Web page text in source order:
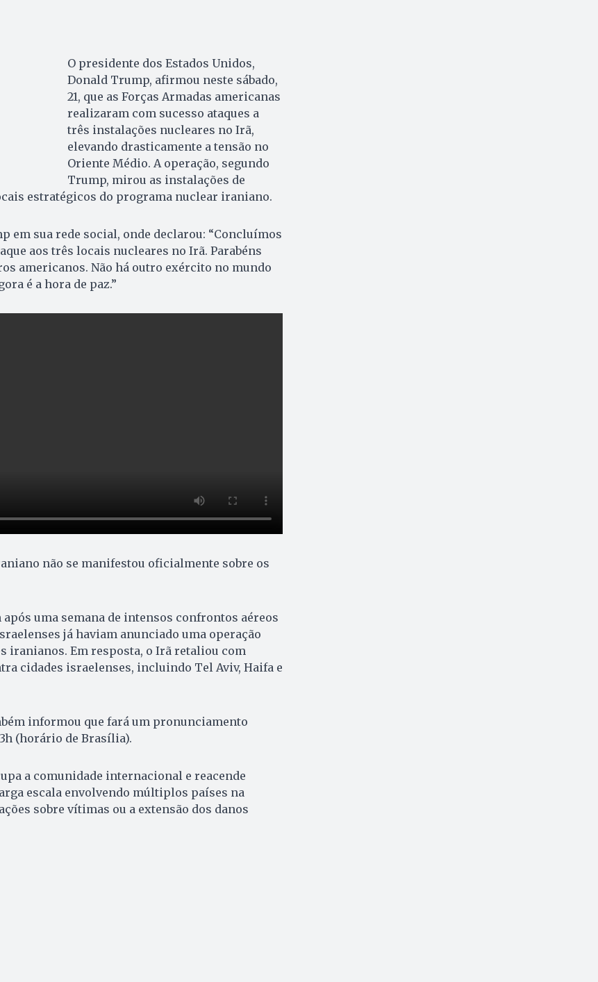
O presidente dos Estados Unidos,
Donald Trump, afirmou neste sábado,
21, que as Forças Armadas americanas
realizaram com sucesso ataques a
três instalações nucleares no Irã,
elevando drasticamente a tensão no
Oriente Médio. A operação, segundo
Trump, mirou as instalações de
estratégicos do programa nuclear iraniano.
em sua rede social, onde declarou: “Concluímos
aos três locais nucleares no Irã. Parabéns
americanos. Não há outro exército no mundo
é a hora de paz.”
não se manifestou oficialmente sobre os
após uma semana de intensos confrontos aéreos
já haviam anunciado uma operação
iranianos. Em resposta, o Irã retaliou com
cidades israelenses, incluindo Tel Aviv, Haifa e
informou que fará um pronunciamento
(horário de Brasília).
a comunidade internacional e reacende
escala envolvendo múltiplos países na
sobre vítimas ou a extensão dos danos